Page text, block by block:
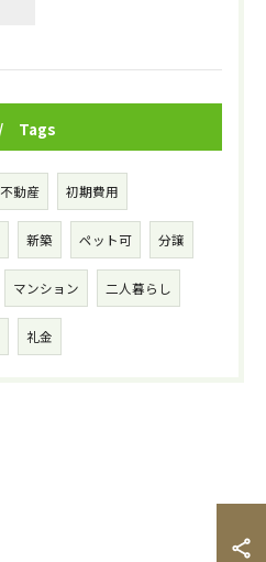
Tags
不動産 初期費用
新築 ペット可 分譲
マンション 二人暮らし
礼金